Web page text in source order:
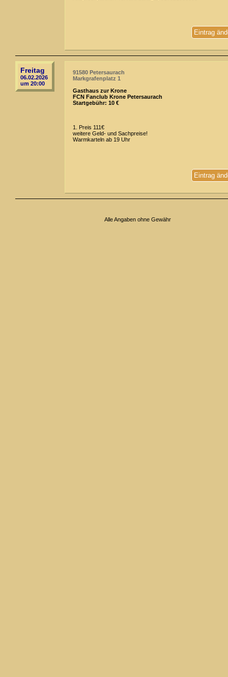
Eintrag
Freitag
06.02.2026
um 20:00
91580 Petersaurach
Markgrafenplatz 1
Gasthaus zur Krone
FCN Fanclub Krone Petersaurach
Startgebühr: 10 €
1. Preis 111€
weitere Geld- und Sachpreise!
Warmkarteln ab 19 Uhr
Eintrag
Alle Angaben ohne Gewähr